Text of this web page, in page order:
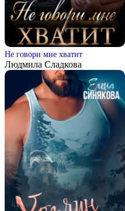
Не говори мне хватит
Людмила Сладкова